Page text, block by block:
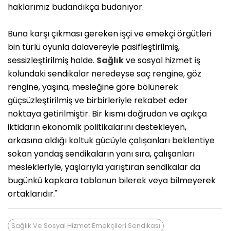
haklarımız budandıkça budanıyor.
Buna karşı çıkması gereken işçi ve emekçi örgütleri
bin türlü oyunla dalavereyle pasifleştirilmiş,
sessizleştirilmiş halde. Sağlıkve sosyal hizmet iş
kolundaki sendikalar neredeyse saç rengine, göz
rengine, yaşına, mesleğine göre bölünerek
güçsüzleştirilmiş ve birbirleriyle rekabet eder
noktaya getirilmiştir. Bir kısmı doğrudan ve açıkça
iktidarın ekonomik politikalarını destekleyen,
arkasına aldığı koltuk gücüyle çalışanları beklentiye
sokan yandaş sendikaların yanı sıra, çalışanları
meslekleriyle, yaşlarıyla yarıştıran sendikalar da
bugünkü kapkara tablonun bilerek veya bilmeyerek
ortaklarıdır."
Sağlık Ve Sosyal Hizmet Emekçileri Sendikası